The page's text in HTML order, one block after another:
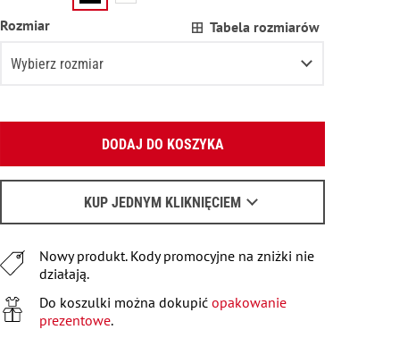
Rozmiar Tabela rozmiarów
Wybierz rozmiar
M Pozostało2przedmioty
Poinformuj o dostępności
XXL
XXXL Poinformuj o dostępności
DODAJ DO KOSZYKA
KUP JEDNYM KLIKNIĘCIEM
Podaj swój adres e-mail:
Kiedy czekać na e-mail - przeczytajtu.
Nowy produkt. Kody promocyjne na zniżki nie
działają.
Do koszulki można dokupić opakowanie
prezentowe.